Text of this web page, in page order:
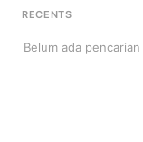
RECENTS
Belum ada pencarian